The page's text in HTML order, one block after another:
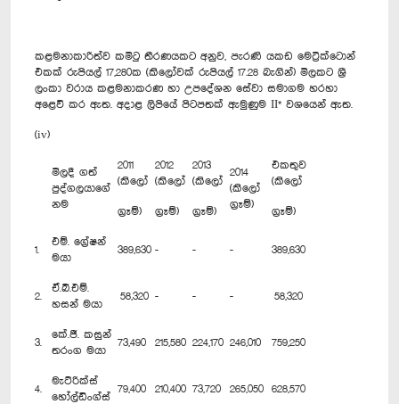
කළමනාකාරිත්ව කමිටු තීරණයකට අනුව, පැරණි යකඩ මෙට්‍රික්ටොන්
එකක් රුපියල් 17,280ක (කිලෝවක් රුපියල් 17.28 බැගින්) මිලකට ශ්‍රී
ලංකා වරාය කළමනාකරණ හා උපදේශන සේවා සමාගම හරහා
අළෙවි කර ඇත. අදාළ ලිපියේ පිටපතක් ඇමුණුම II* වශයෙන් ඇත.
(iv)
මිලදී ගත්
පුද්ගලයාගේ
නම
2011
(කිලෝ
ග්‍රෑම්)
2012
(කිලෝ
ග්‍රෑම්)
2013
(කිලෝ
ග්‍රෑම්)
2014
(කිලෝ
ග්‍රෑම්)
එකතුව
(කිලෝ
ග්‍රෑම්)
1.
එම්. ග්‍රේෂන්
මයා
389,630 - - - 389,630
2.
ඒ.බී.එම්.
හසන් මයා
58,320 - - - 58,320
3.
කේ.ජී. කසුන්
තරංග මයා
73,490 215,580 224,170 246,010 759,250
4.
මැට්රික්ස්
හෝල්ඩිංග්ස්
79,400 210,400 73,720 265,050 628,570